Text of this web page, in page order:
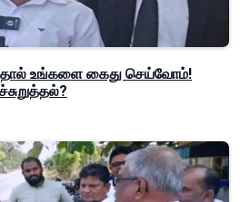
உங்களை கைது செய்வோம்!